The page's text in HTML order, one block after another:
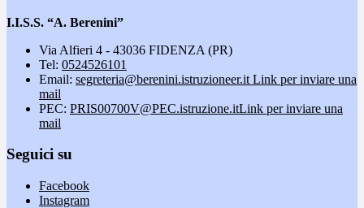
I.I.S.S. “A. Berenini”
Via Alfieri 4 - 43036 FIDENZA (PR)
Tel: 0524526101
Email: segreteria@berenini.istruzioneer.it Link per inviare una
mail
PEC: PRIS00700V@PEC.istruzione.itLink per inviare una
mail
Seguici su
Facebook
Instagram